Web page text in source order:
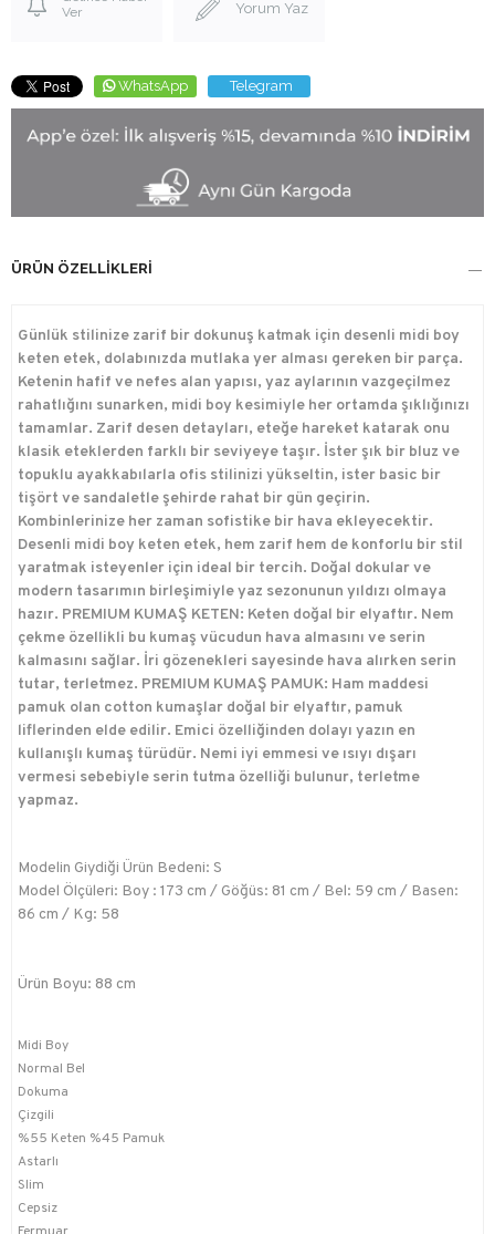
Ver
Yorum Yaz
WhatsApp Telegram
ÜRÜN ÖZELLIKLERI
Günlük stilinize zarif bir dokunuş katmak için desenli midi boy
keten etek, dolabınızda mutlaka yer alması gereken bir parça.
Ketenin hafif ve nefes alan yapısı, yaz aylarının vazgeçilmez
rahatlığını sunarken, midi boy kesimiyle her ortamda şıklığınızı
tamamlar. Zarif desen detayları, eteğe hareket katarak onu
klasik eteklerden farklı bir seviyeye taşır. İster şık bir bluz ve
topuklu ayakkabılarla ofis stilinizi yükseltin, ister basic bir
tişört ve sandaletle şehirde rahat bir gün geçirin.
Kombinlerinize her zaman sofistike bir hava ekleyecektir.
Desenli midi boy keten etek, hem zarif hem de konforlu bir stil
yaratmak isteyenler için ideal bir tercih. Doğal dokular ve
modern tasarımın birleşimiyle yaz sezonunun yıldızı olmaya
hazır. PREMIUM KUMAŞ KETEN: Keten doğal bir elyaftır. Nem
çekme özellikli bu kumaş vücudun hava almasını ve serin
kalmasını sağlar. İri gözenekleri sayesinde hava alırken serin
tutar, terletmez. PREMIUM KUMAŞ PAMUK: Ham maddesi
pamuk olan cotton kumaşlar doğal bir elyaftır, pamuk
liflerinden elde edilir. Emici özelliğinden dolayı yazın en
kullanışlı kumaş türüdür. Nemi iyi emmesi ve ısıyı dışarı
vermesi sebebiyle serin tutma özelliği bulunur, terletme
yapmaz.
Modelin Giydiği Ürün Bedeni: S
Model Ölçüleri: Boy : 173 cm / Göğüs: 81 cm / Bel: 59 cm / Basen:
86 cm / Kg: 58
Ürün Boyu: 88 cm
Midi Boy
Normal Bel
Dokuma
Çizgili
%55 Keten %45 Pamuk
Astarlı
Slim
Cepsiz